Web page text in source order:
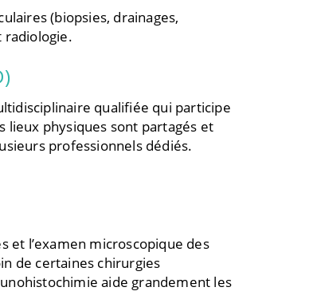
(biopsies, drainages,
radiologie.
qualifiée qui participe
lieux physiques sont partagés et
professionnels dédiés.
et l’examen microscopique des
de certaines chirurgies
aide grandement les